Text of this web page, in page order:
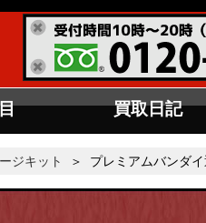
買取日記
ジキット ＞ プレミアムバンダ